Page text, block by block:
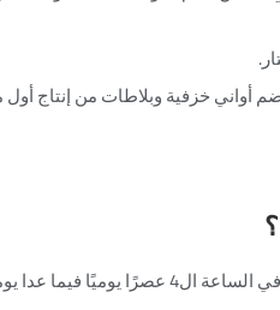
أواني خزفية وبلاطات من إنتاج